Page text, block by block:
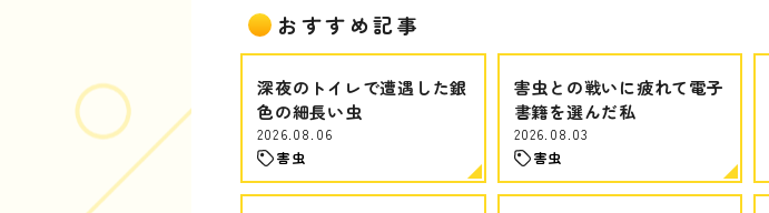
おすすめ記事
深夜のトイレで遭遇した銀
色の細長い虫
2026.08.06
害虫
害虫との戦いに疲れて電子
書籍を選んだ私
2026.08.03
害虫